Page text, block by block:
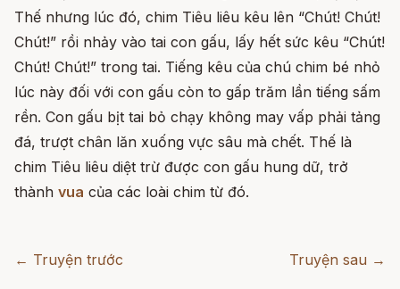
Thế nhưng lúc đó, chim Tiêu liêu kêu lên “Chút! Chút!
Chút!” rồi nhảy vào tai con gấu, lấy hết sức kêu “Chút!
Chút! Chút!” trong tai. Tiếng kêu của chú chim bé nhỏ
lúc này đối với con gấu còn to gấp trăm lần tiếng sấm
rền. Con gấu bịt tai bỏ chạy không may vấp phải tảng
đá, trượt chân lăn xuống vực sâu mà chết. Thế là
chim Tiêu liêu diệt trừ được con gấu hung dữ, trở
thành vua của các loài chim từ đó.
← Truyện trước Truyện sau →